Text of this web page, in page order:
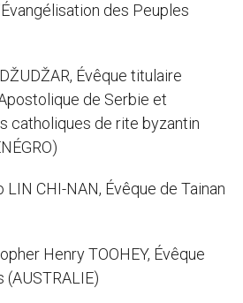
des Peuples
Évêque titulaire
de Serbie et
catholiques de rite byzantin
LIN CHI-NAN, Évêque de Tainan
Henry TOOHEY, Évêque
(AUSTRALIE)